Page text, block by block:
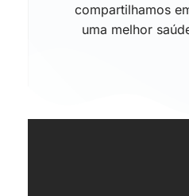
compartilhamos
uma melhor